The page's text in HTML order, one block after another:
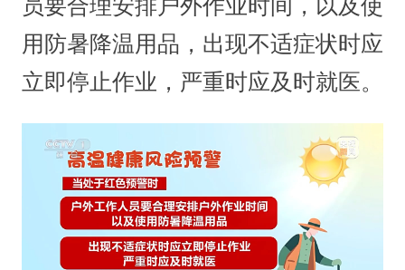
员要合理安排户外作业时间，以及使
用防暑降温用品，出现不适症状时应
立即停止作业，严重时应及时就医。